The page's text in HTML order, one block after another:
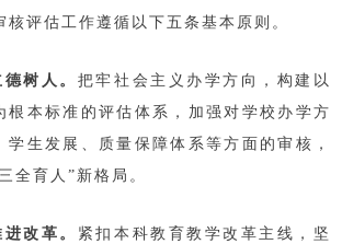
核评估工作遵循以下五条基本原则。
树人。 把牢社会主义办学方向，构建以
根本标准的评估体系，加强对学校办学方
学生发展、质量保障体系等方面的审核，
全育人”新格局。
改革。 紧扣本科教育教学改革主线，坚